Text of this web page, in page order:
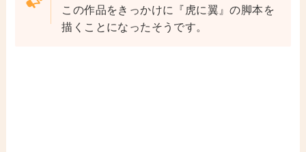
この作品をきっかけに『虎に翼』の脚本を
描くことになったそうです。